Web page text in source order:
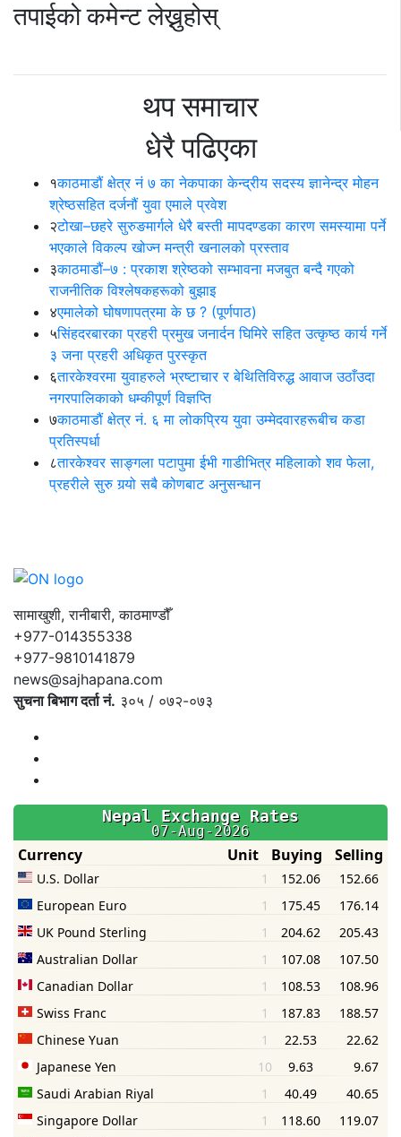
तपाईको कमेन्ट लेख्नुहोस्
थप समाचार
धेरै पढिएका
१काठमाडौं क्षेत्र नं ७ का नेकपाका केन्द्रीय सदस्य ज्ञानेन्द्र मोहन
श्रेष्ठसहित दर्जनौं युवा एमाले प्रवेश
२टोखा–छहरे सुरुङमार्गले धेरै बस्ती मापदण्डका कारण समस्यामा पर्ने
भएकाले विकल्प खोज्न मन्त्री खनालको प्रस्ताव
३काठमाडौं–७ : प्रकाश श्रेष्ठको सम्भावना मजबुत बन्दै गएको
राजनीतिक विश्लेषकहरूको बुझाइ
४एमालेको घोषणापत्रमा के छ ? (पूर्णपाठ)
५सिंहदरबारका प्रहरी प्रमुख जनार्दन घिमिरे सहित उत्कृष्ठ कार्य गर्ने
३ जना प्रहरी अधिकृत पुरस्कृत
६तारकेश्वरमा युवाहरुले भ्रष्टाचार र बेथितिविरुद्ध आवाज उठाँउदा
नगरपालिकाको धम्कीपूर्ण विज्ञप्ति
७काठमाडौं क्षेत्र नं. ६ मा लोकप्रिय युवा उम्मेदवारहरूबीच कडा
प्रतिस्पर्धा
८तारकेश्वर साङ्गला पटापुमा ईभी गाडीभित्र महिलाको शव फेला,
प्रहरीले सुरु गर्‍यो सबै कोणबाट अनुसन्धान
सामाखुशी, रानीबारी, काठमाण्डौँ
+977-014355338
+977-9810141879
news@sajhapana.com
सुचना बिभाग दर्ता नं. ३०५ / ०७२-०७३